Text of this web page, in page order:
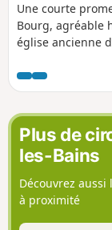
Une courte
Bourg, agréable
église ancienne
Plus de
les-Bains
Découvrez
à proximité